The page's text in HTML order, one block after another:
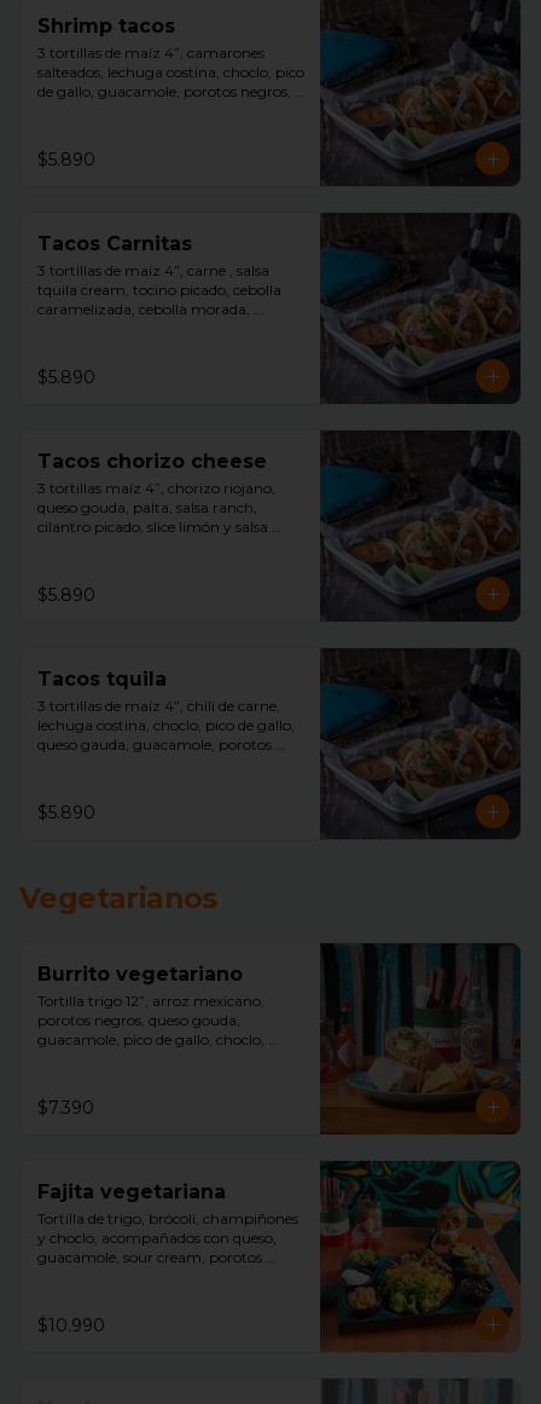
Shrimp tacos
3 tortillas de maíz 4”, camarones
salteados, lechuga costina, choclo, pico
de gallo, guacamole, porotos negros,
salsa tquila aparte.
$5.890
Tacos Carnitas
3 tortillas de maíz 4”, carne , salsa
tquila cream, tocino picado, cebolla
caramelizada, cebolla morada,
$5.890
Tacos chorizo cheese
3 tortillas maíz 4”, chorizo riojano,
queso gouda, palta, salsa ranch,
cilantro picado, slice limón y salsa
$5.890
Tacos tquila
3 tortillas de maíz 4”, chili de carne,
lechuga costina, choclo, pico de gallo,
queso gauda, guacamole, porotos
tquila aparte.
$5.890
Vegetarianos
Burrito vegetariano
Tortilla trigo 12”, arroz mexicano,
porotos negros, queso gouda,
guacamole, pico de gallo, choclo,
$7.390
Fajita vegetariana
Tortilla de trigo, brócoli, champiñones
y choclo, acompañados con queso,
guacamole, sour cream, porotos
$10.990